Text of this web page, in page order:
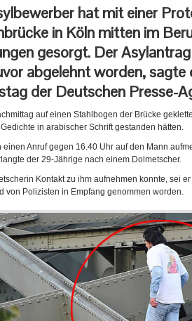
hat mit einer
in Köln mitten im
gesorgt. Der
abgelehnt worden,
der Deutschen Presse-
auf einen Stahlbogen der Brücke
in arabischer Schrift gestanden hätten.
einen Anruf gegen 16.40 Uhr auf den Mann
der 29-Jährige nach einem Dolmetscher.
Kontakt zu ihm aufnehmen konnte, sei
von Polizisten in Empfang genommen worden.